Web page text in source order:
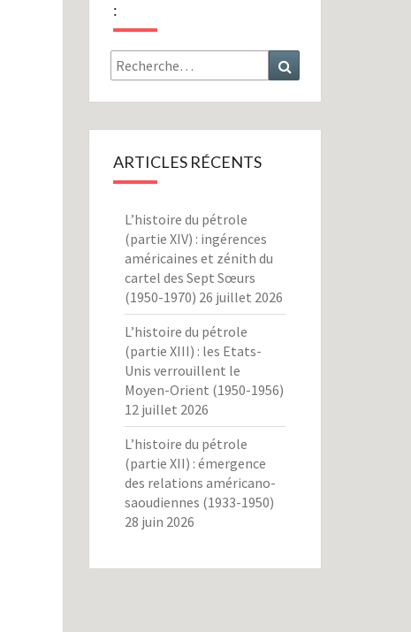
:
Rechercher :
ARTICLES RÉCENTS
L’histoire du pétrole
(partie XIV) : ingérences
américaines et zénith du
cartel des Sept Sœurs
(1950-1970) 26 juillet 2026
L’histoire du pétrole
(partie XIII) : les Etats-
Unis verrouillent le
Moyen-Orient (1950-1956)
12 juillet 2026
L’histoire du pétrole
(partie XII) : émergence
des relations américano-
saoudiennes (1933-1950)
28 juin 2026